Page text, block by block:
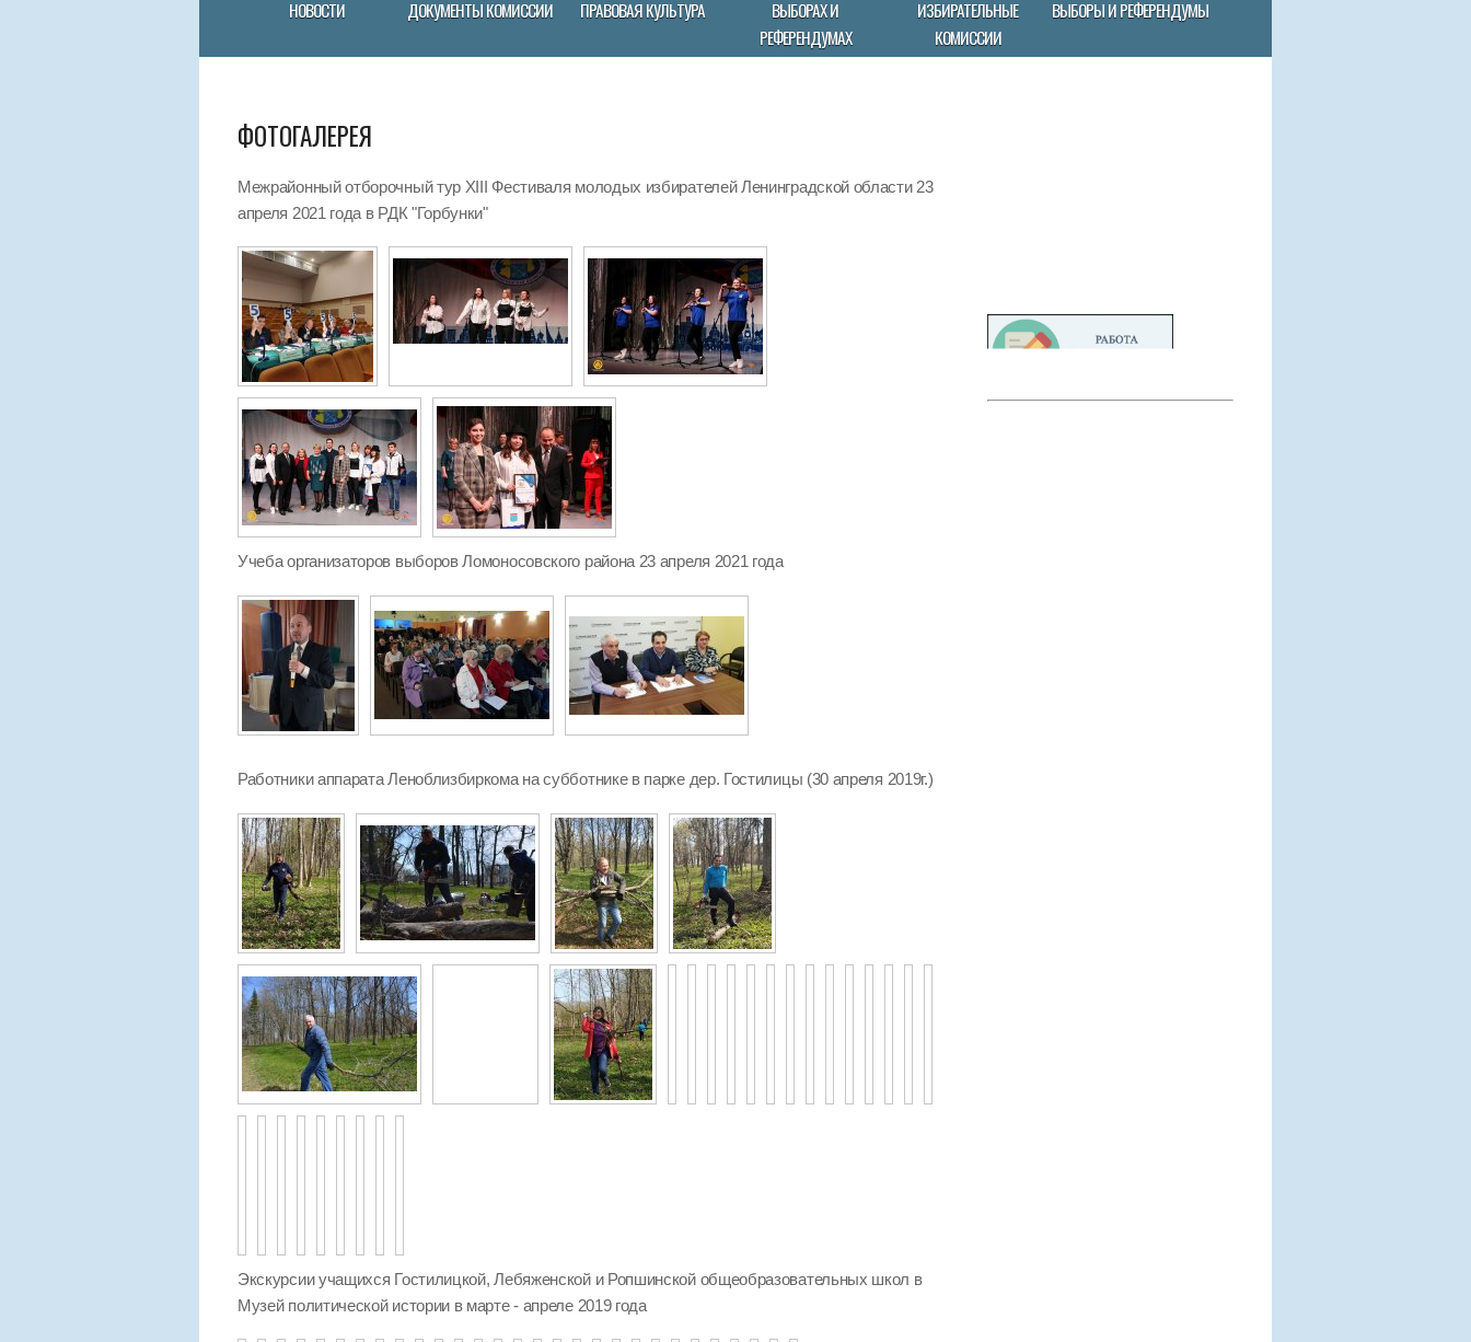
НОВОСТИ ДОКУМЕНТЫ КОМИССИИ ПРАВОВАЯ КУЛЬТУРА
ВЫБОРАХ И
РЕФЕРЕНДУМАХ
ИЗБИРАТЕЛЬНЫЕ
КОМИССИИ
ВЫБОРЫ И РЕФЕРЕНДУМЫ
ФОТОГАЛЕРЕЯ
Межрайонный отборочный тур XIII Фестиваля молодых избирателей Ленинградской области 23
апреля 2021 года в РДК "Горбунки"
Учеба организаторов выборов Ломоносовского района 23 апреля 2021 года
Работники аппарата Леноблизбиркома на субботнике в парке дер. Гостилицы (30 апреля 2019г.)
Экскурсии учащихся Гостилицкой, Лебяженской и Ропшинской общеобразовательных школ в
Музей политической истории в марте - апреле 2019 года